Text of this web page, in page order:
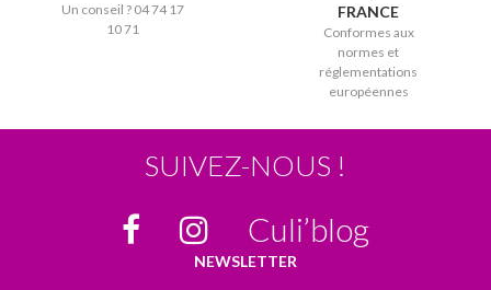
Un conseil ? 04 74 17
10 71
FRANCE
Conformes aux
normes et
réglementations
européennes
SUIVEZ-NOUS !
Culi’blog
NEWSLETTER